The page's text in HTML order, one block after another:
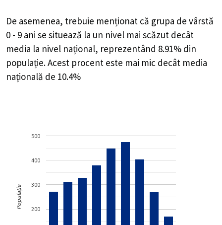
De asemenea, trebuie menționat că grupa de vârstă
0 - 9 ani se situează la un nivel mai scăzut decât
media la nivel național, reprezentând 8.91% din
populație. Acest procent este mai mic decât media
națională de 10.4%
200
300
400
500
Populație